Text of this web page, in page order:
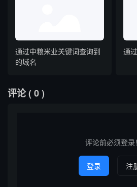
通过中粮米业关键词查询到
的域名
通
评论( 0 )
评论前必须登录！
登录 注